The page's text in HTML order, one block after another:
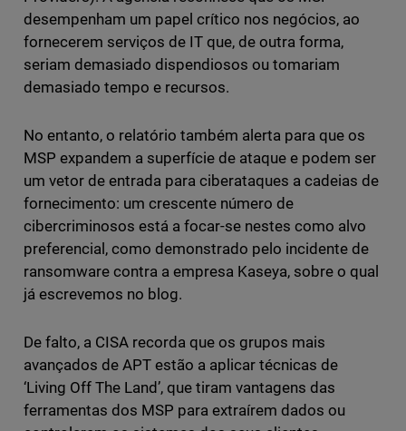
desempenham um papel crítico nos negócios, ao
fornecerem serviços de IT que, de outra forma,
seriam demasiado dispendiosos ou tomariam
demasiado tempo e recursos.
No entanto, o relatório também alerta para que os
MSP expandem a superfície de ataque e podem ser
um vetor de entrada para ciberataques a cadeias de
fornecimento: um crescente número de
cibercriminosos está a focar-se nestes como alvo
preferencial, como demonstrado pelo incidente de
ransomware contra a empresa Kaseya, sobre o qual
já escrevemos no blog.
De falto, a CISA recorda que os grupos mais
avançados de APT estão a aplicar técnicas de
‘Living Off The Land’, que tiram vantagens das
ferramentas dos MSP para extraírem dados ou